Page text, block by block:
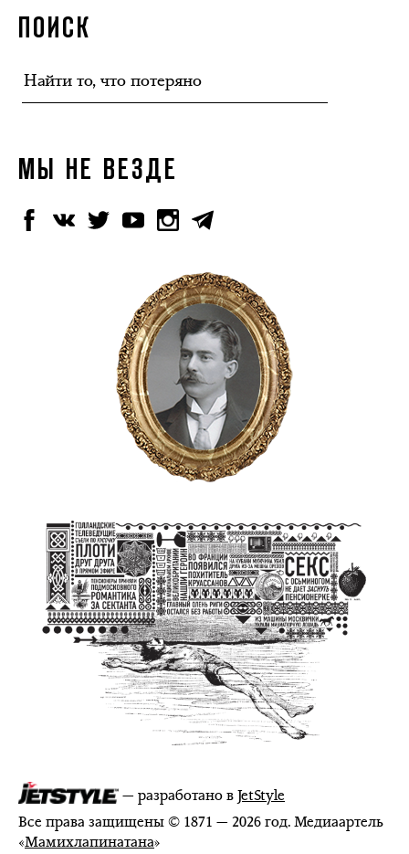
ПОИСК
МЫ НЕ ВЕЗДЕ
— разработано вJetStyle
Все права защищены © 1871 — 2026 год. Медиаартель
«Мамихлапинатана»